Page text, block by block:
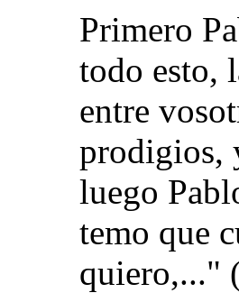
Primero
todo esto,
entre
prodigios,
luego
temo que
quiero,..."